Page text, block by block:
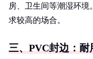
房、卫生间等潮湿环
求较高的场合。
三、PVC封边：耐